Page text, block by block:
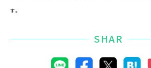
す。
SHAR